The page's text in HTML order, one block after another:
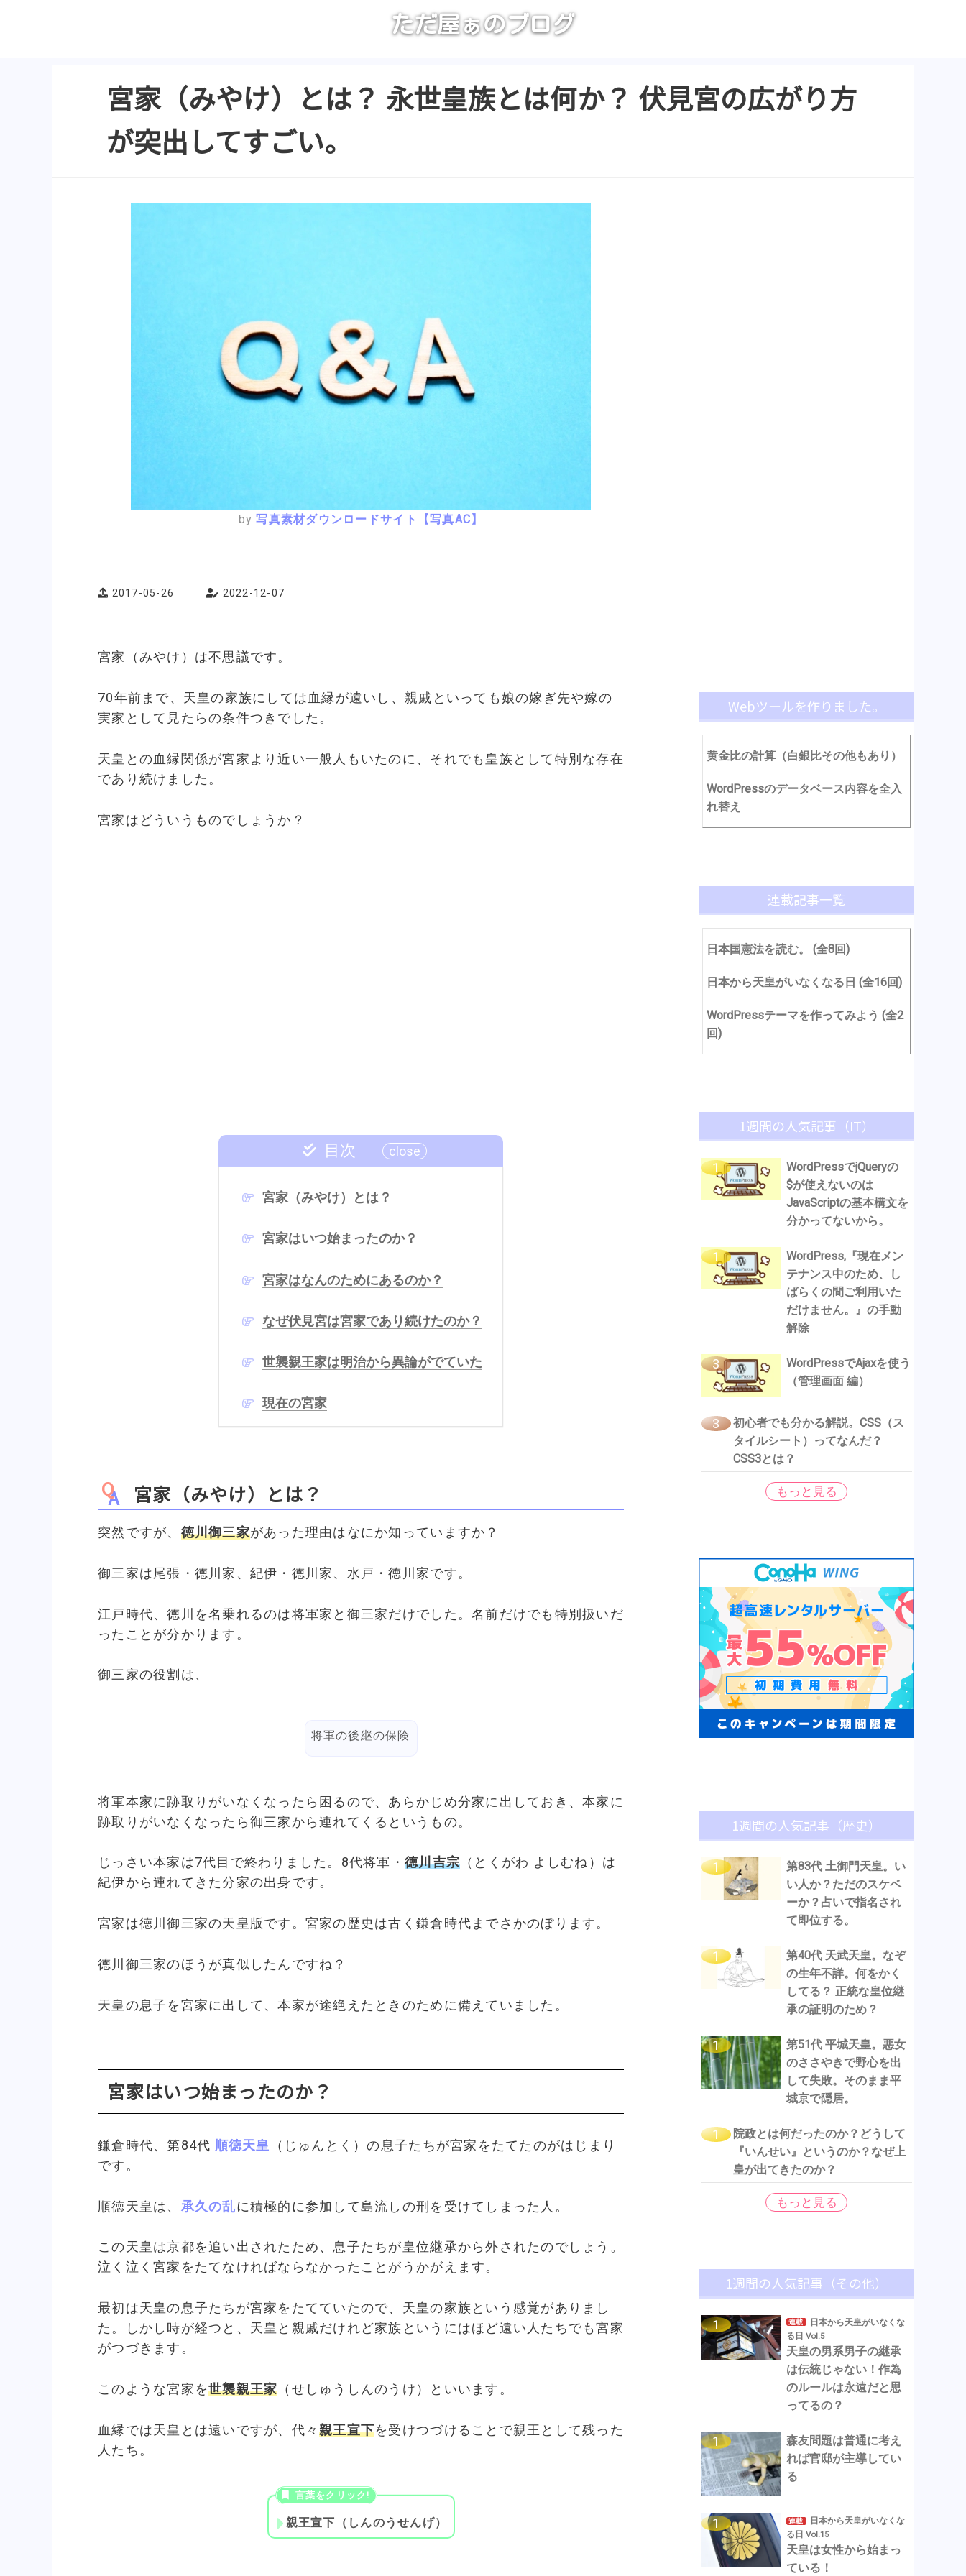
ただ屋ぁのブログ
宮家（みやけ）とは？ 永世皇族とは何か？ 伏見宮の広がり方
が突出してすごい。
by写真素材ダウンロードサイト【写真AC】
2017-05-26 2022-12-07
宮家（みやけ）は不思議です。
70年前まで、天皇の家族にしては血縁が遠いし、親戚といっても娘の嫁ぎ先や嫁の
実家として見たらの条件つきでした。
天皇との血縁関係が宮家より近い一般人もいたのに、それでも皇族として特別な存在
であり続けました。
宮家はどういうものでしょうか？
目次
宮家（みやけ）とは？
宮家はいつ始まったのか？
宮家はなんのためにあるのか？
なぜ伏見宮は宮家であり続けたのか？
世襲親王家は明治から異論がでていた
現在の宮家
宮家（みやけ）とは？
突然ですが、 徳川御三家があった理由はなにか知っていますか？
御三家は尾張・徳川家、紀伊・徳川家、水戸・徳川家です。
江戸時代、徳川を名乗れるのは将軍家と御三家だけでした。名前だけでも特別扱いだ
ったことが分かります。
御三家の役割は、
将軍の後継の保険
将軍本家に跡取りがいなくなったら困るので、あらかじめ分家に出しておき、本家に
跡取りがいなくなったら御三家から連れてくるというもの。
じっさい本家は7代目で終わりました。8代将軍・ 徳川吉宗 （とくがわ よしむね）は
紀伊から連れてきた分家の出身です。
宮家は徳川御三家の天皇版です。宮家の歴史は古く鎌倉時代までさかのぼります。
徳川御三家のほうが真似したんですね？
天皇の息子を宮家に出して、本家が途絶えたときのために備えていました。
宮家はいつ始まったのか？
鎌倉時代、第84代 順徳天皇
（じゅんとく）の息子たちが宮家をたてたのがはじまり
です。
順徳天皇は、 承久の乱に積極的に参加して島流しの刑を受けてしまった人。
この天皇は京都を追い出されたため、息子たちが皇位継承から外されたのでしょう。
泣く泣く宮家をたてなければならなかったことがうかがえます。
最初は天皇の息子たちが宮家をたてていたので、天皇の家族という感覚がありまし
た。しかし時が経つと、天皇と親戚だけれど家族というにはほど遠い人たちでも宮家
がつづきます。
このような宮家を世襲親王家 （せしゅうしんのうけ）といいます。
血縁では天皇とは遠いですが、代々親王宣下を受けつづけることで親王として残った
人たち。
親王宣下（しんのうせんげ）
Webツールを作りました。
黄金比の計算（白銀比その他もあり）
WordPressのデータベース内容を全入
れ替え
連載記事一覧
日本国憲法を読む。 (全8回)
日本から天皇がいなくなる日 (全16回)
WordPressテーマを作ってみよう (全2
回)
1週間の人気記事（IT）
WordPressでjQueryの
$が使えないのは
JavaScriptの基本構文を
分かってないから。
WordPress,『現在メン
テナンス中のため、し
ばらくの間ご利用いた
だけません。』の手動
解除
WordPressでAjaxを使う
（管理画面 編）
初心者でも分かる解説。CSS（ス
タイルシート）ってなんだ？
CSS3とは？
もっと見る
1週間の人気記事（歴史）
第83代 土御門天皇。い
い人か？ただのスケベ
ーか？占いで指名され
て即位する。
第40代 天武天皇。なぞ
の生年不詳。何をかく
してる？ 正統な皇位継
承の証明のため？
第51代 平城天皇。悪女
のささやきで野心を出
して失敗。そのまま平
城京で隠居。
院政とは何だったのか？どうして
『いんせい』というのか？なぜ上
皇が出てきたのか？
もっと見る
1週間の人気記事（その他）
連載
日本から天皇がいなくな
る日 Vol.5
天皇の男系男子の継承
は伝統じゃない！作為
のルールは永遠だと思
ってるの？
森友問題は普通に考え
れば官邸が主導してい
る
連載
日本から天皇がいなくな
る日 Vol.15
天皇は女性から始まっ
ている！